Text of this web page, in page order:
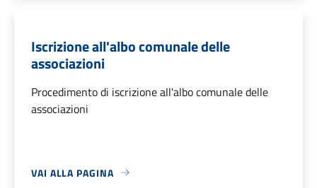
Iscrizione all'albo comunale delle
associazioni
Procedimento di iscrizione all'albo comunale delle
associazioni
VAI ALLA PAGINA